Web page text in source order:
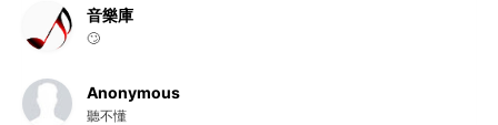
音樂庫
🙄
Anonymous
聽不懂